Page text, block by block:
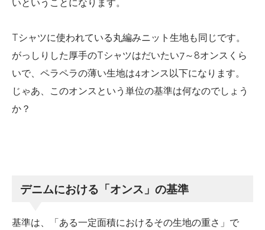
いということになります。
Tシャツに使われている丸編みニット生地も同じです。
がっしりした厚手のTシャツはだいたい7～8オンスくら
いで、ペラペラの薄い生地は4オンス以下になります。
じゃあ、このオンスという単位の基準は何なのでしょう
か？
デニムにおける「オンス」の基準
基準は、「ある一定面積におけるその生地の重さ」で